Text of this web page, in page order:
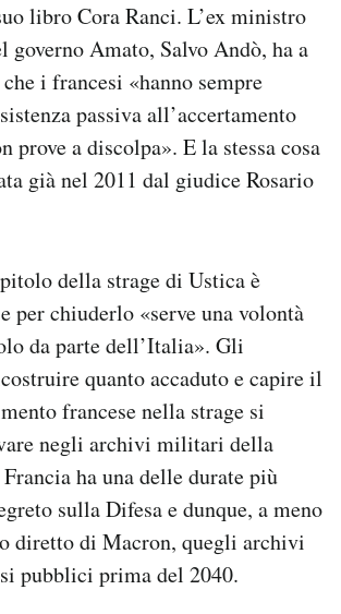
libro Cora Ranci. L’ex ministro
governo Amato, Salvo Andò, ha a
i francesi «hanno sempre
passiva all’accertamento
prove a discolpa». E la stessa cosa
già nel 2011 dal giudice Rosario
della strage di Ustica è
per chiuderlo «serve una volontà
da parte dell’Italia». Gli
quanto accaduto e capire il
francese nella strage si
negli archivi militari della
ha una delle durate più
sulla Difesa e dunque, a meno
diretto di Macron, quegli archivi
pubblici prima del 2040.